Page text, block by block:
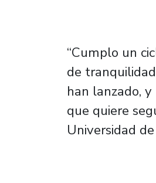
“Cumplo un
de
han lanzado,
que quiere
Universidad